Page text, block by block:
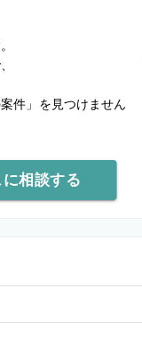
案件」を見つけません
相談する